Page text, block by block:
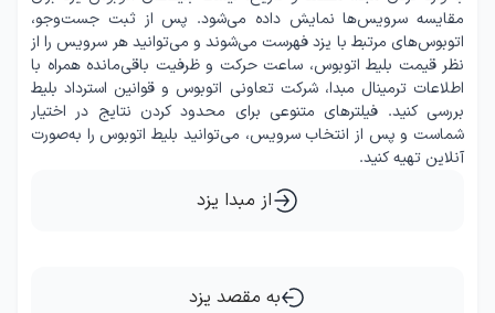
مقایسه سرویس‌ها نمایش داده می‌شود. پس از ثبت جست‌وجو،
اتوبوس‌های مرتبط با یزد فهرست می‌شوند و می‌توانید هر سرویس را از
نظر قیمت بلیط اتوبوس، ساعت حرکت و ظرفیت باقی‌مانده همراه با
اطلاعات ترمینال مبدا، شرکت تعاونی اتوبوس و قوانین استرداد بلیط
بررسی کنید. فیلترهای متنوعی برای محدود کردن نتایج در اختیار
شماست و پس از انتخاب سرویس، می‌توانید بلیط اتوبوس را به‌صورت
آنلاین تهیه کنید.
از مبدا یزد
به مقصد یزد